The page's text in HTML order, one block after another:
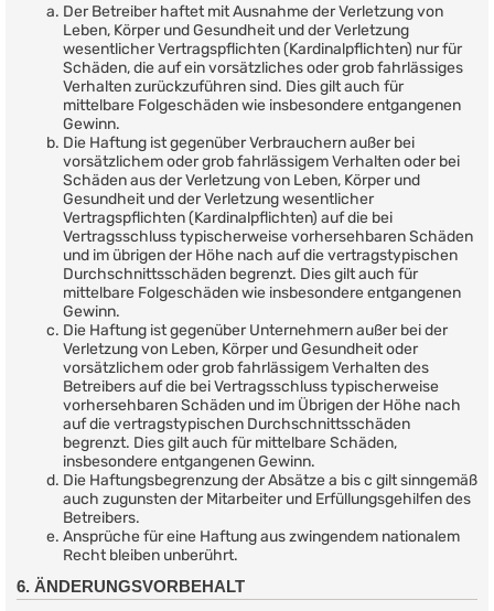
Der Betreiber haftet mit Ausnahme der Verletzung von
Leben, Körper und Gesundheit und der Verletzung
wesentlicher Vertragspflichten (Kardinalpflichten) nur für
Schäden, die auf ein vorsätzliches oder grob fahrlässiges
Verhalten zurückzuführen sind. Dies gilt auch für
mittelbare Folgeschäden wie insbesondere entgangenen
Gewinn.
Die Haftung ist gegenüber Verbrauchern außer bei
vorsätzlichem oder grob fahrlässigem Verhalten oder bei
Schäden aus der Verletzung von Leben, Körper und
Gesundheit und der Verletzung wesentlicher
Vertragspflichten (Kardinalpflichten) auf die bei
Vertragsschluss typischerweise vorhersehbaren Schäden
und im übrigen der Höhe nach auf die vertragstypischen
Durchschnittsschäden begrenzt. Dies gilt auch für
mittelbare Folgeschäden wie insbesondere entgangenen
Gewinn.
Die Haftung ist gegenüber Unternehmern außer bei der
Verletzung von Leben, Körper und Gesundheit oder
vorsätzlichem oder grob fahrlässigem Verhalten des
Betreibers auf die bei Vertragsschluss typischerweise
vorhersehbaren Schäden und im Übrigen der Höhe nach
auf die vertragstypischen Durchschnittsschäden
begrenzt. Dies gilt auch für mittelbare Schäden,
insbesondere entgangenen Gewinn.
Die Haftungsbegrenzung der Absätze a bis c gilt sinngemäß
auch zugunsten der Mitarbeiter und Erfüllungsgehilfen des
Betreibers.
Ansprüche für eine Haftung aus zwingendem nationalem
Recht bleiben unberührt.
6. ÄNDERUNGSVORBEHALT